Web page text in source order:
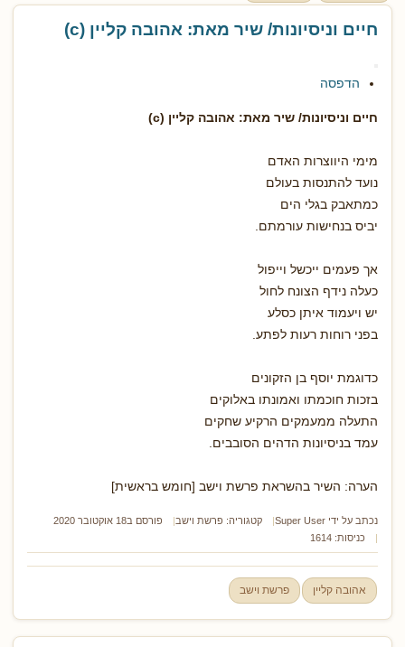
חיים וניסיונות/ שיר מאת: אהובה קליין (c)
הדפסה
חיים וניסיונות/ שיר מאת: אהובה קליין (c)
מימי היווצרות האדם
נועד להתנסות בעולם
כמתאבק בגלי הים
יביס בנחישות עורמתם.
אך פעמים ייכשל וייפול
כעלה נידף הצונח לחול
יש ויעמוד איתן כסלע
בפני רוחות רעות לפתע.
כדוגמת יוסף בן הזקונים
בזכות חוכמתו ואמונתו באלוקים
התעלה ממעמקים הרקיע שחקים
עמד בניסיונות הדהים הסובבים.
הערה: השיר בהשראת פרשת וישב [חומש בראשית]
נכתב על ידי Super User קטגוריה: פרשת וישב
פורסם ב18 אוקטובר 2020
כניסות: 1614
אהובה קליין פרשת וישב